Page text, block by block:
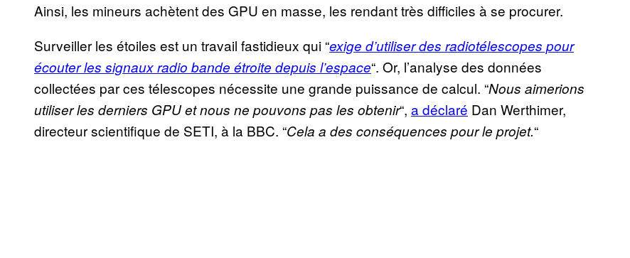
Ainsi, les mineurs achètent des GPU en masse, les rendant très difficiles à se procurer.
Surveiller les étoiles est un travail fastidieux qui “exige d’utiliser des radiotélescopes pour
écouter les signaux radio bande étroite depuis l’espace“. Or, l’analyse des données
collectées par ces télescopes nécessite une grande puissance de calcul. “Nous aimerions
utiliser les derniers GPU et nous ne pouvons pas les obtenir“, a déclaré Dan Werthimer,
directeur scientifique de SETI, à la BBC. “Cela a des conséquences pour le projet.“